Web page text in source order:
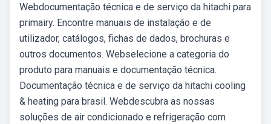
Webdocumentação técnica e de serviço da hitachi para
primairy. Encontre manuais de instalação e de
utilizador, catálogos, fichas de dados, brochuras e
outros documentos. Webselecione a categoria do
produto para manuais e documentação técnica.
Documentação técnica e de serviço da hitachi cooling
& heating para brasil. Webdescubra as nossas
soluções de air condicionado e refrigeração com